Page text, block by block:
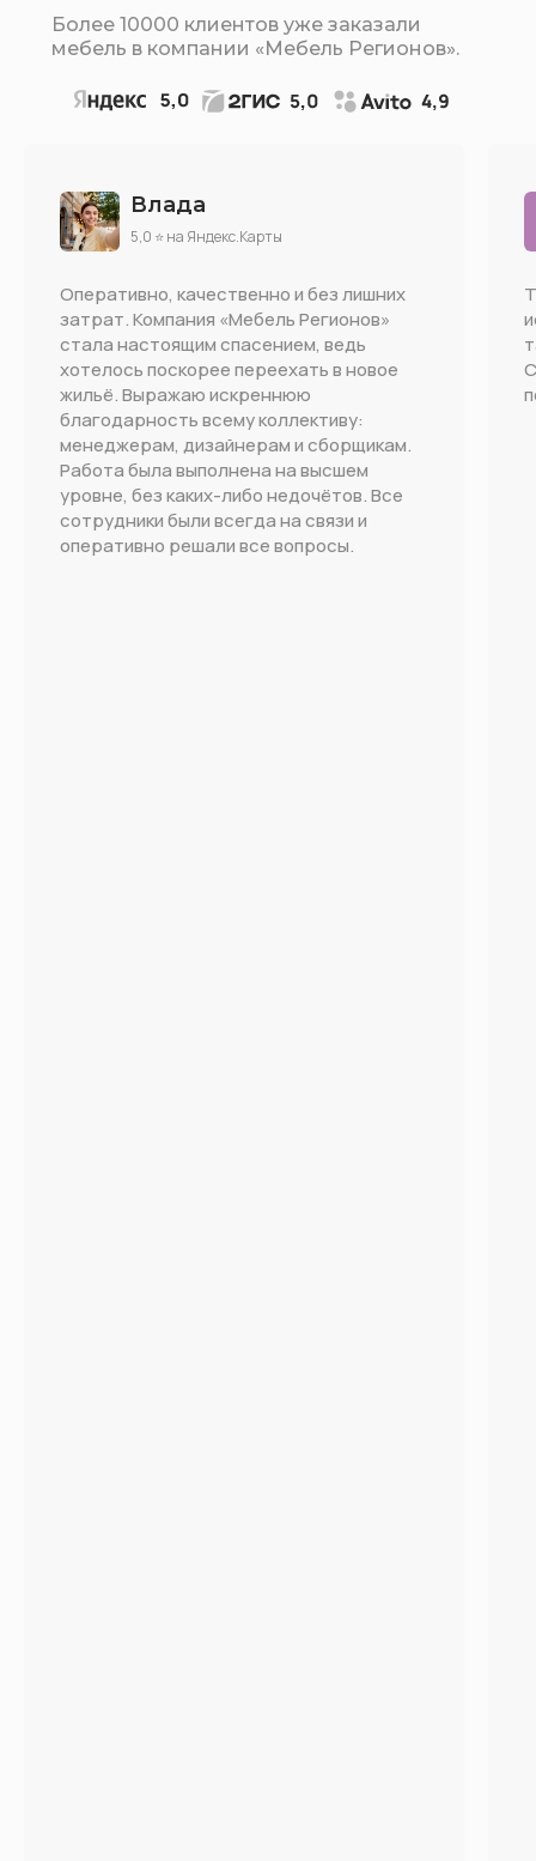
Более 10000 клиентов уже заказали
мебель в компании «Мебель Регионов».
Влада
5,0 ⭐ на Яндекс.Карты
Оперативно, качественно и без лишних
затрат. Компания «Мебель Регионов»
стала настоящим спасением, ведь
хотелось поскорее переехать в новое
жильё. Выражаю искреннюю
благодарность всему коллективу:
менеджерам, дизайнерам и сборщикам.
Работа была выполнена на высшем
уровне, без каких-либо недочётов. Все
сотрудники были всегда на связи и
оперативно решали все вопросы.